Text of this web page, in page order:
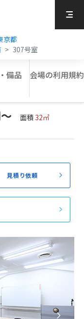
京都
307号室
備品 会場の利用規約
面積 32㎡
見積り依頼